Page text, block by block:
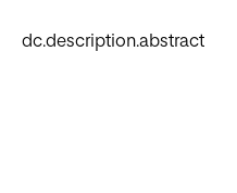
dc.description.abstract